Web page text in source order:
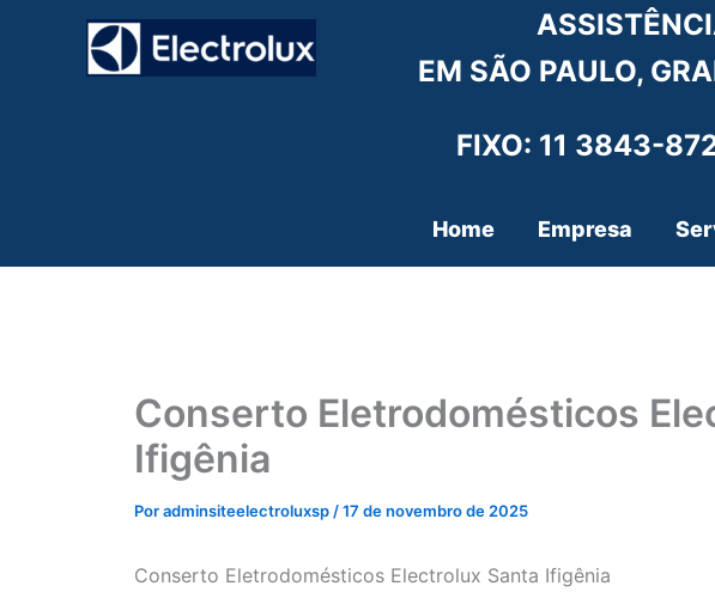
EM SÃO PAULO,
FIXO: 11 3843-
Home Empresa
Conserto Eletrodomésticos
Ifigênia
Poradminsiteelectroluxsp /17 de novembro de 2025
Conserto Eletrodomésticos Electrolux Santa Ifigênia